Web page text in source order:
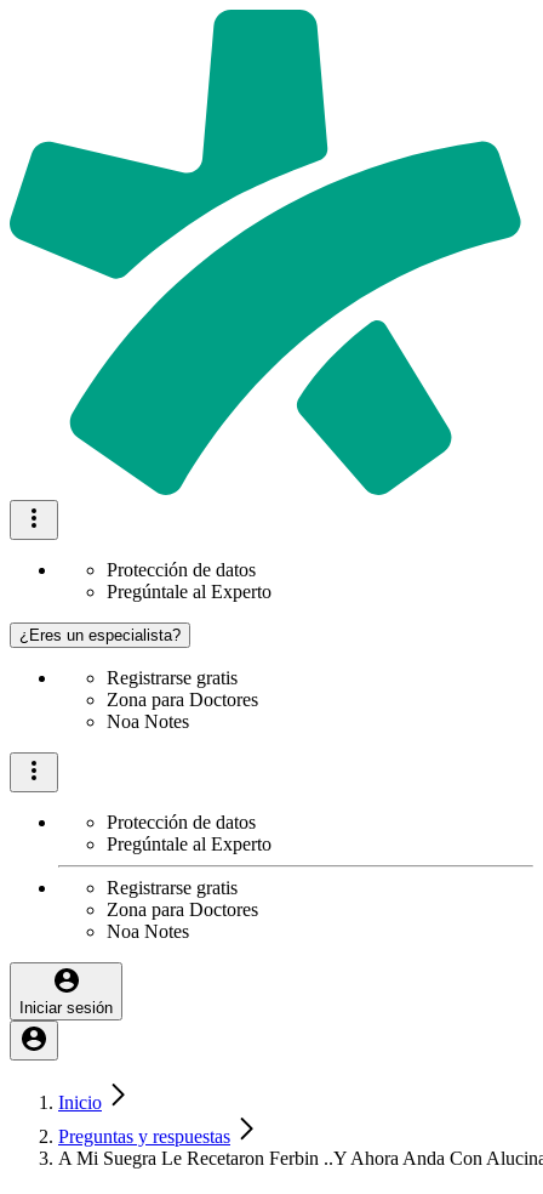
Protección de datos
Pregúntale al Experto
¿Eres un especialista?
Registrarse gratis
Zona para Doctores
Noa Notes
Protección de datos
Pregúntale al Experto
Registrarse gratis
Zona para Doctores
Noa Notes
Iniciar sesión
Inicio
Preguntas y respuestas
A Mi Suegra Le Recetaron Ferbin ..Y Ahora Anda Con